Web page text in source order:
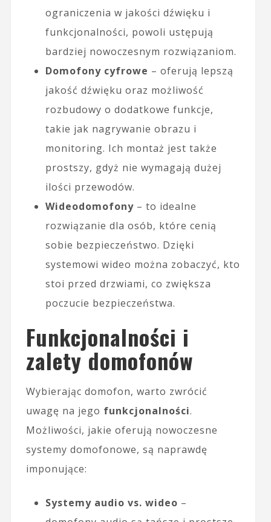
ograniczenia w jakości dźwięku i
funkcjonalności, powoli ustępują
bardziej nowoczesnym rozwiązaniom.
Domofony cyfrowe – oferują lepszą
jakość dźwięku oraz możliwość
rozbudowy o dodatkowe funkcje,
takie jak nagrywanie obrazu i
monitoring. Ich montaż jest także
prostszy, gdyż nie wymagają dużej
ilości przewodów.
Wideodomofony– to idealne
rozwiązanie dla osób, które cenią
sobie bezpieczeństwo. Dzięki
systemowi wideo można zobaczyć, kto
stoi przed drzwiami, co zwiększa
poczucie bezpieczeństwa.
Funkcjonalności i
zalety domofonów
Wybierając domofon, warto zwrócić
uwagę na jego funkcjonalności.
Możliwości, jakie oferują nowoczesne
systemy domofonowe, są naprawdę
imponujące:
Systemy audio vs. wideo –